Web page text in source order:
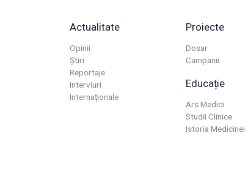
Actualitate
Opinii
Știri
Reportaje
Interviuri
Internaționale
Proiecte
Dosar
Campanii
Educație
Ars Medici
Studii Clinice
Istoria Medicinei